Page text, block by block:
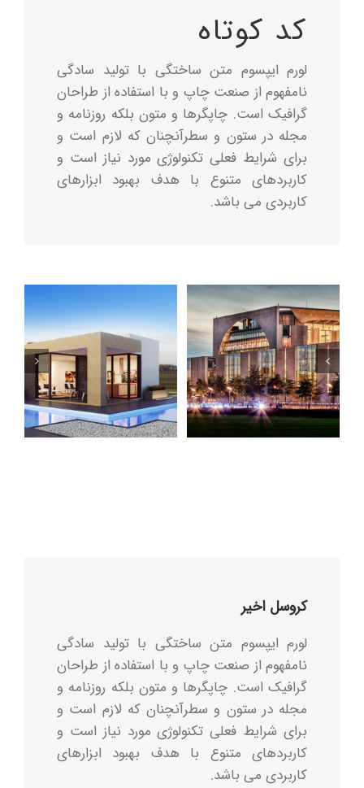
کد کوتاه
لورم ایپسوم متن ساختگی با تولید سادگی
نامفهوم از صنعت چاپ و با استفاده از طراحان
گرافیک است. چاپگرها و متون بلکه روزنامه و
مجله در ستون و سطرآنچنان که لازم است و
برای شرایط فعلی تکنولوژی مورد نیاز است و
کاربردهای متنوع با هدف بهبود ابزارهای
کاربردی می باشد.
کروسل اخیر
لورم ایپسوم متن ساختگی با تولید سادگی
نامفهوم از صنعت چاپ و با استفاده از طراحان
گرافیک است. چاپگرها و متون بلکه روزنامه و
مجله در ستون و سطرآنچنان که لازم است و
برای شرایط فعلی تکنولوژی مورد نیاز است و
کاربردهای متنوع با هدف بهبود ابزارهای
کاربردی می باشد.